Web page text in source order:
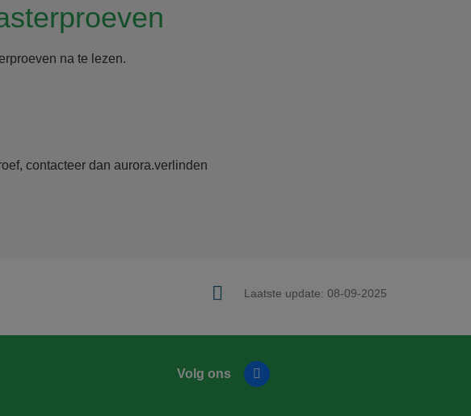
na te lezen.
contacteer dan aurora.verlinden
Laatste update: 08-09-2025
Volg ons Facebook